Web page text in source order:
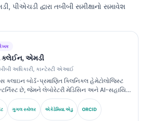
પીએચડી દ્વારા તબીબી સમીક્ષાનો સમાવેશ
ક્લેઈન, એમડી
અધિકારી, કાન્ટેસ્ટી એઆઈ
ક્લાઇન બોર્ડ-પ્રમાણિત ક્લિનિકલ હેમેટોલોજિસ્ટ
છે, જેમને લેબોરેટરી મેડિસિન અને AI-સહાયિત
વિશ્લેષણમાં 15 વર્ષથી વધુનો અનુભવ છે. Kantesti
મેડિકલ ઓફિસર તરીકે, તેઓ માલિકી હક્ક ધરાવતા
તબીબી ચોકસાઈ અંગે ક્લિનિકલ દેખરેખ પૂરી
ગુગલ સ્કોલર એકેડેમિયા.એડુ ORCID